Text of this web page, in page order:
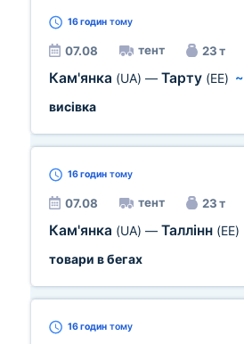
16 годин тому
07.08 тент 23 т
Кам'янка (UA) — Тарту (EE) ~
висівка
16 годин тому
07.08 тент 23 т
Кам'янка (UA) — Таллінн (EE)
товари в бегах
16 годин тому